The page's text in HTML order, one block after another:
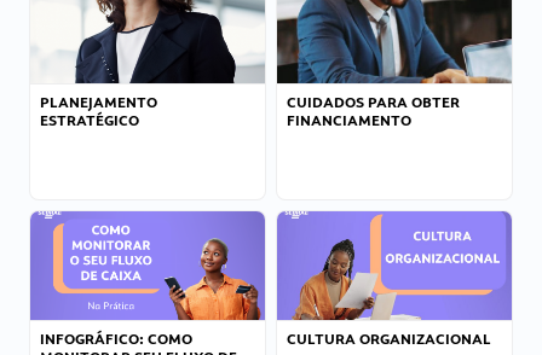
PLANEJAMENTO
ESTRATÉGICO
CUIDADOS PARA OBTER
FINANCIAMENTO
INFOGRÁFICO: COMO
CULTURA ORGANIZACIONAL